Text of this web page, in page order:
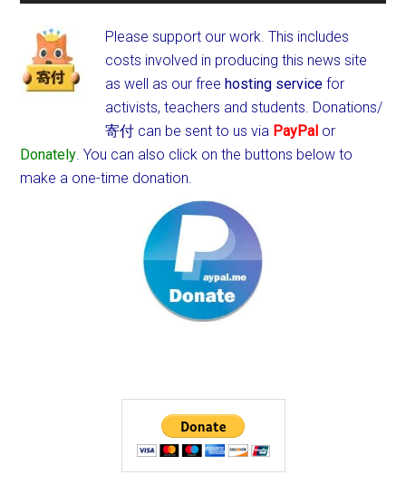
Please support our work. This includes
costs involved in producing this news site
as well as our freehosting service for
activists, teachers and students. Donations/
寄付 can be sent to us via PayPal or
Donately. You can also click on the buttons below to
make a one-time donation.